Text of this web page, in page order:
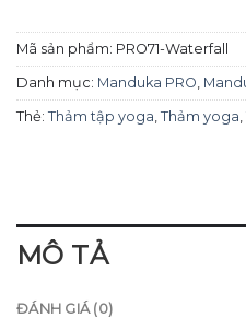
Mã sản phẩm: PRO71-Waterfall
Danh mục: Manduka PRO
Thẻ: Thảm tập yoga Thảm yoga
MÔ TẢ
ĐÁNH GIÁ (0)